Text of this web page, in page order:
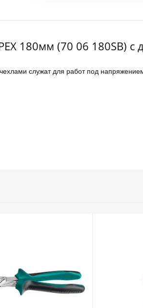
180мм (70 06 180SB)
служат для работ под